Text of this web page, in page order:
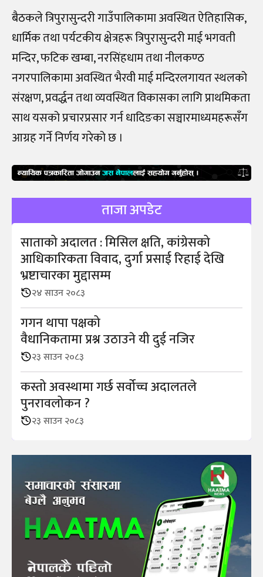
बैठकले त्रिपुरासुन्दरी गाउँपालिकामा अवस्थित ऐतिहासिक,
धार्मिक तथा पर्यटकीय क्षेत्रहरू त्रिपुरासुन्दरी माई भगवती
मन्दिर, फटिक खम्बा, नरसिंहधाम तथा नीलकण्ठ
नगरपालिकामा अवस्थित भैरवी माई मन्दिरलगायत स्थलको
संरक्षण, प्रवर्द्धन तथा व्यवस्थित विकासका लागि प्राथमिकता
साथ यसको प्रचारप्रसार गर्न धादिङका सञ्चारमाध्यमहरूसँग
आग्रह गर्ने निर्णय गरेको छ ।
ताजा अपडेट
साताको अदालत : मिसिल क्षति, कांग्रेसको
आधिकारिकता विवाद, दुर्गा प्रसाई रिहाई देखि
भ्रष्टाचारका मुद्दासम्म
२४ साउन २०८३
गगन थापा पक्षको
वैधानिकतामा प्रश्न उठाउने यी दुई नजिर
२३ साउन २०८३
कस्तो अवस्थामा गर्छ सर्वोच्च अदालतले
पुनरावलोकन ?
२३ साउन २०८३